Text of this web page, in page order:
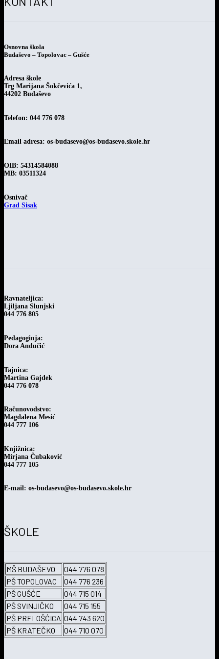
Osnovna škola
Budaševo – Topolovac – Gušće
Adresa škole
Trg Marijana Šokčevića 1,
44202 Budaševo
Telefon: 044 776 078
Email adresa: os-budasevo@os-budasevo.skole.hr
OIB: 54314584088
MB: 03511324
Osnivač
Grad Sisak
Ravnateljica:
Ljiljana Slunjski
044 776 805
Pedagoginja:
Dora Andučić
Tajnica:
Martina Gajdek
044 776 078
Računovodstvo:
Magdalena Mesić
044 777 106
Knjižnica:
Mirjana Čubaković
044 777 105
E-mail: os-budasevo@os-budasevo.skole.hr
ŠKOLE
MŠ BUDAŠEVO
044 776 078
PŠ TOPOLOVAC
044 776 236
PŠ GUŠĆE
044 715 014
PŠ SVINJIČKO
044 715 155
PŠ PRELOŠĆICA 044 743 620
PŠ KRATEČKO
044 710 070